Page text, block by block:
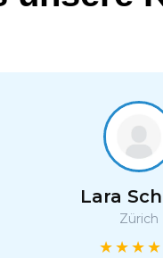
Lara
Zürich